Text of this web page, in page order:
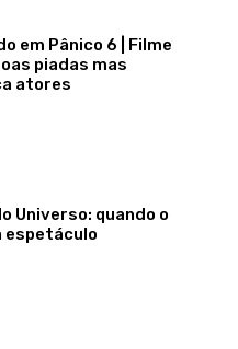
em Pânico 6 | Filme
piadas mas
atores
Universo: quando o
espetáculo